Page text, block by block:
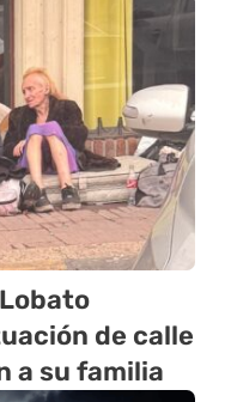
de calle
a su familia